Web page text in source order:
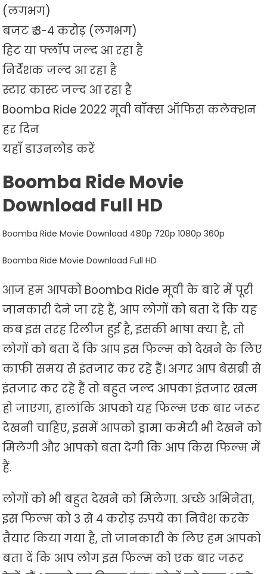
(लगभग)
बजट ₹ 3-4 करोड़ (लगभग)
हिट या फ्लॉप जल्द आ रहा है
निर्देशक जल्द आ रहा है
स्टार कास्ट जल्द आ रहा है
Boomba Ride 2022 मूवी बॉक्स ऑफिस कलेक्शन
हर दिन
यहाँ डाउनलोड करें
Boomba Ride Movie
Download Full HD
Boomba Ride Movie Download 480p 720p 1080p 360p
Boomba Ride Movie Download Full HD
आज हम आपको Boomba Ride मूवी के बारे में पूरी
जानकारी देने जा रहे हैं, आप लोगों को बता दें कि यह
कब इस तरह रिलीज हुई है, इसकी भाषा क्या है, तो
लोगों को बता दें कि आप इस फिल्म को देखने के लिए
काफी समय से इंतजार कर रहे हैं। अगर आप बेसब्री से
इंतजार कर रहे हैं तो बहुत जल्द आपका इंतजार खत्म
हो जाएगा, हालांकि आपको यह फिल्म एक बार जरूर
देखनी चाहिए, इसमें आपको ड्रामा कमेटी भी देखने को
मिलेगी और आपको बता देगी कि आप किस फिल्म में
हैं.
लोगों को भी बहुत देखने को मिलेगा. अच्छे अभिनेता,
इस फिल्म को 3 से 4 करोड़ रुपये का निवेश करके
तैयार किया गया है, तो जानकारी के लिए हम आपको
बता दें कि आप लोग इस फिल्म को एक बार जरूर